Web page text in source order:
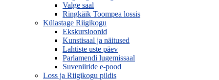
Valge saal
Ringkäik Toompea lossis
Külastage Riigikogu
Ekskursioonid
Kunstisaal ja näitused
Lahtiste uste päev
Parlamendi lugemissaal
Suveniiride e-pood
Loss ja Riigikogu pildis